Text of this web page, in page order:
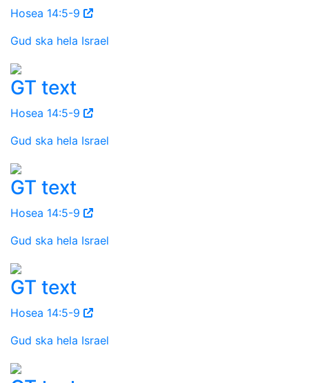
Hosea 14:5-9
Gud ska hela Israel
GT text
Hosea 14:5-9
Gud ska hela Israel
GT text
Hosea 14:5-9
Gud ska hela Israel
GT text
Hosea 14:5-9
Gud ska hela Israel